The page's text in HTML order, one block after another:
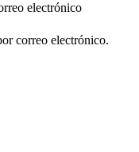
electrónico
correo electrónico.